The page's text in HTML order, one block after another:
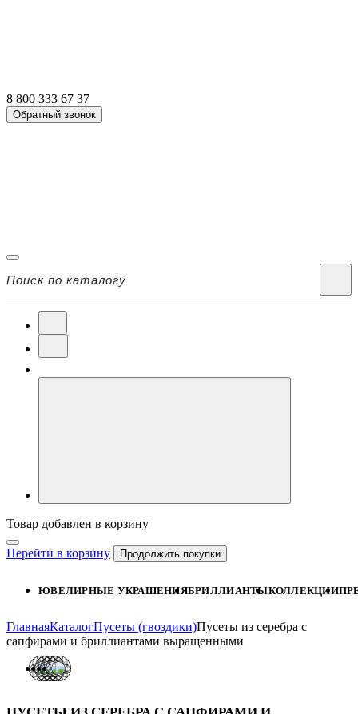
8 800 333 67 37
Обратный звонок
Товар добавлен в корзину
Перейти в корзину Продолжить покупки
ЮВЕЛИРНЫЕ УКРАШЕНИЯБРИЛЛИАНТЫКОЛЛЕКЦИИ
ГлавнаяКаталогПусеты (гвоздики)Пусеты из серебра с
сапфирами и бриллиантами выращенными